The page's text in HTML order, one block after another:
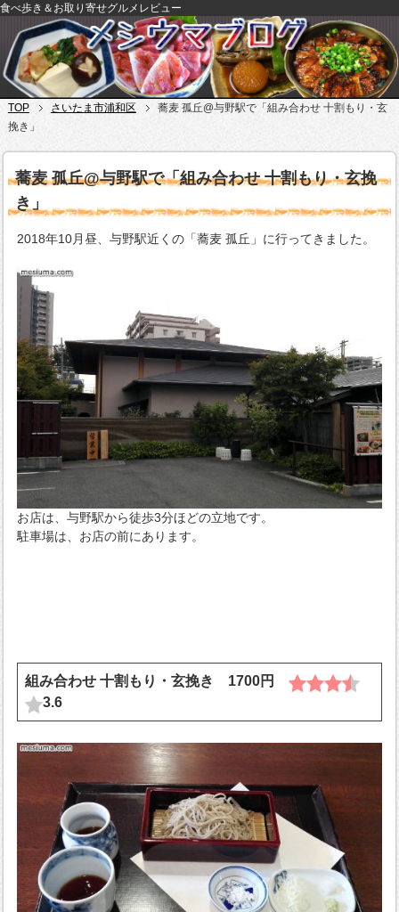
食べ歩き＆お取り寄せグルメレビュー
TOP さいたま市浦和区
蕎麦 孤丘@与野駅で「組み合わせ 十割もり・玄
挽き」
蕎麦 孤丘@与野駅で「組み合わせ 十割もり・玄挽
き」
2018年10月昼、与野駅近くの「蕎麦 孤丘」に行ってきました。
お店は、与野駅から徒歩3分ほどの立地です。
駐車場は、お店の前にあります。
組み合わせ 十割もり・玄挽き 1700円
3.6